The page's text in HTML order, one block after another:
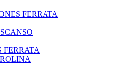
FERRATA
FERRATA